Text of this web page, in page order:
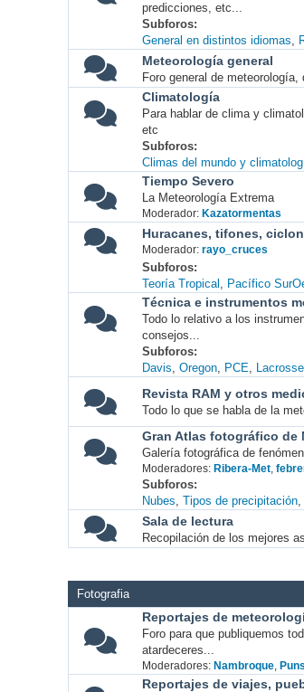
predicciones, etc...
Subforos
General en distintos idiomas
Meteorología general
Foro general de
Climatología
Para hablar de clima y
etc
Subforos
Climas del mundo y
Tiempo Severo
La Meteorología Extrema
Moderador: Kazatormentas
Huracanes, tifones,
Moderador: rayo_cruces
Subforos
Teoría Tropical
Pacífico
Técnica e instrumentos
Todo lo relativo a los
consejos...
Subforos
Davis Oregon PCE Lacrosse
Revista RAM y otros
Todo lo que se habla de la
Gran Atlas fotográfico de
Galería fotográfica de
Moderadores: Ribera-Met,
Subforos
Nubes Tipos de precipitación
Sala de lectura
Recopilación de los mejores
Fotografia
Reportajes de
Foro para que publiquemos
atardeceres...
Moderadores: Nambroque,
Reportajes de viajes,